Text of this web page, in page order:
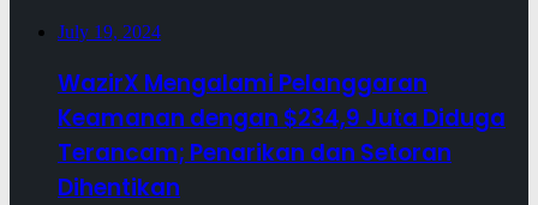
July 19, 2024
WazirX Mengalami Pelanggaran
Keamanan dengan $234,9 Juta Diduga
Terancam; Penarikan dan Setoran
Dihentikan